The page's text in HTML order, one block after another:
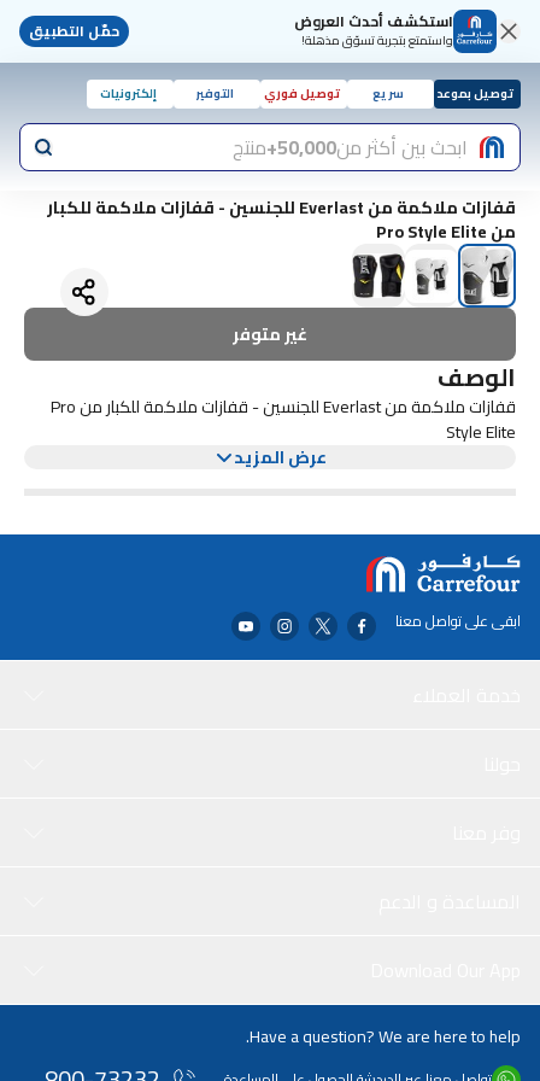
استكشف أحدث العروض
واستمتع بتجربة تسوّق مذهلة! حمّل التطبيق
توصيل بموعد سريع توصيل فوري التوفير إلكترونيات
ابحث بين أكثر من50,000+ منتج
قفازات ملاكمة من Everlast للجنسين - قفازات ملاكمة للكبار
من Pro Style Elite
غير متوفر
الوصف
قفازات ملاكمة من Everlast للجنسين - قفازات ملاكمة للكبار من Pro
Style Elite
عرض المزيد
ابقى على تواصل معنا
Have a question? We are here to help.